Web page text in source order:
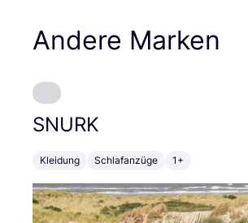
Andere Marken
SNURK
Kleidung Schlafanzüge 1+